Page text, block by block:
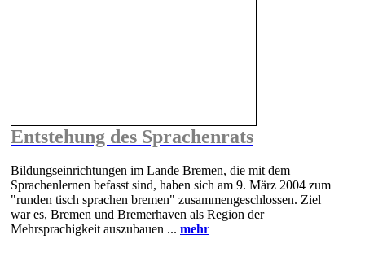
Entstehung des Sprachenrats
Bildungseinrichtungen im Lande Bremen, die mit dem
Sprachenlernen befasst sind, haben sich am 9. März 2004 zum
"runden tisch sprachen bremen" zusammengeschlossen. Ziel
war es, Bremen und Bremerhaven als Region der
Mehrsprachigkeit auszubauen ... mehr